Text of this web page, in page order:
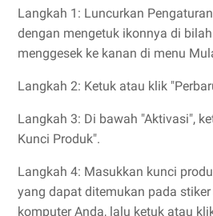
Langkah 1: Luncurkan
dengan mengetuk ikonnya di
menggesek ke kanan di menu
Langkah 2: Ketuk atau klik
Langkah 3: Di bawah "Aktivasi",
Kunci Produk".
Langkah 4: Masukkan kunci
yang dapat ditemukan pada
komputer Anda, lalu ketuk atau